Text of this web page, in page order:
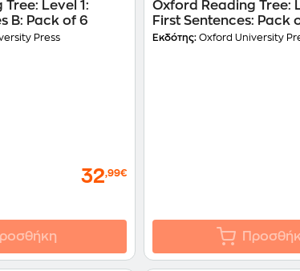
Level 1:
B: Pack of 6
Press
32,99€
Oxford Reading Tree:
First Sentences: Pack
Εκδότης: Oxford University